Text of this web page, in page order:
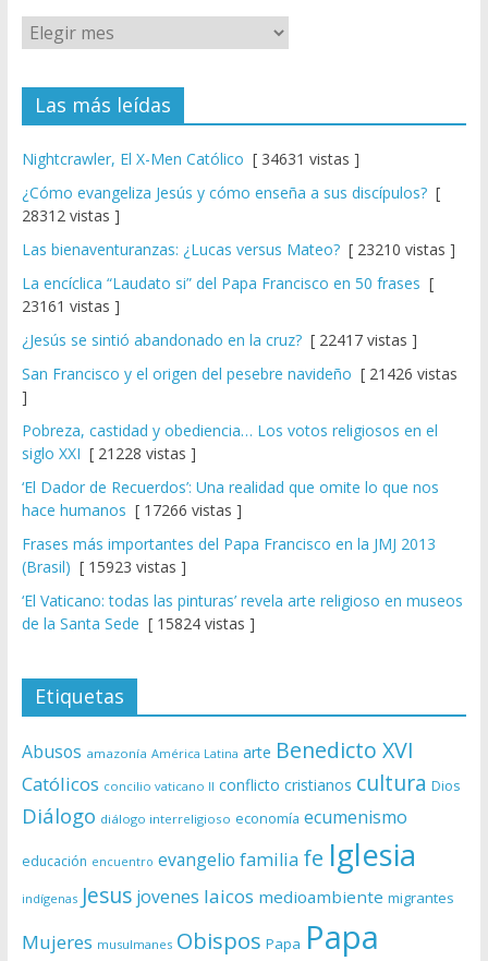
Las más leídas
Nightcrawler, El X-Men Católico [ 34631 vistas ]
¿Cómo evangeliza Jesús y cómo enseña a sus discípulos?[
28312 vistas ]
Las bienaventuranzas: ¿Lucas versus Mateo?[ 23210 vistas ]
La encíclica “Laudato si” del Papa Francisco en 50 frases [
23161 vistas ]
¿Jesús se sintió abandonado en la cruz?[ 22417 vistas ]
San Francisco y el origen del pesebre navideño [ 21426 vistas
]
Pobreza, castidad y obediencia… Los votos religiosos en el
siglo XXI [ 21228 vistas ]
‘El Dador de Recuerdos’: Una realidad que omite lo que nos
hace humanos [ 17266 vistas ]
Frases más importantes del Papa Francisco en la JMJ 2013
(Brasil) [ 15923 vistas ]
‘El Vaticano: todas las pinturas’ revela arte religioso en museos
de la Santa Sede [ 15824 vistas ]
Etiquetas
Abusos amazonía América Latina arte Benedicto XVI
Católicos concilio vaticano II conflicto cristianos cultura Dios
Diálogo diálogo interreligioso economía ecumenismo
educación encuentro evangelio familia fe Iglesia
indígenas Jesus jovenes laicos medioambiente migrantes
Mujeres musulmanes Obispos Papa Papa